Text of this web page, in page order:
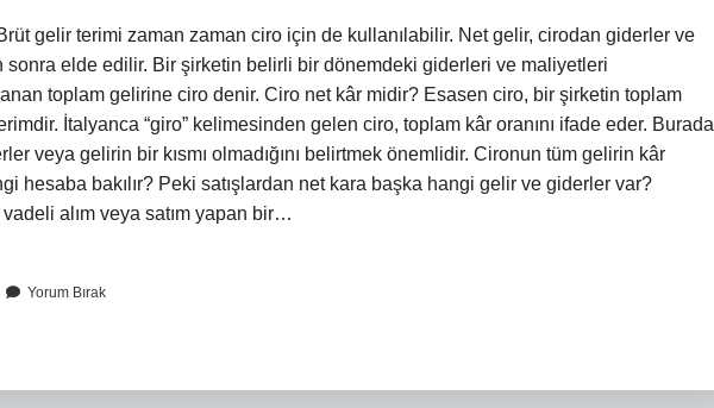
gelir terimi zaman zaman ciro için de kullanılabilir. Net gelir, cirodan giderler ve
sonra elde edilir. Bir şirketin belirli bir dönemdeki giderleri ve maliyetleri
toplam gelirine ciro denir. Ciro net kâr midir? Esasen ciro, bir şirketin toplam
İtalyanca “giro” kelimesinden gelen ciro, toplam kâr oranını ifade eder. Burada
veya gelirin bir kısmı olmadığını belirtmek önemlidir. Cironun tüm gelirin kâr
hesaba bakılır? Peki satışlardan net kara başka hangi gelir ve giderler var?
alım veya satım yapan bir…
Yorum Bırak